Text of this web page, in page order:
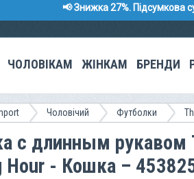
📢 Знижка 27%. Підсумкова
ЧОЛОВІКАМ ЖІНКАМ БРЕНДИ
Чоловічий Футболки
с длинным рукавом
Hour - Кошка –